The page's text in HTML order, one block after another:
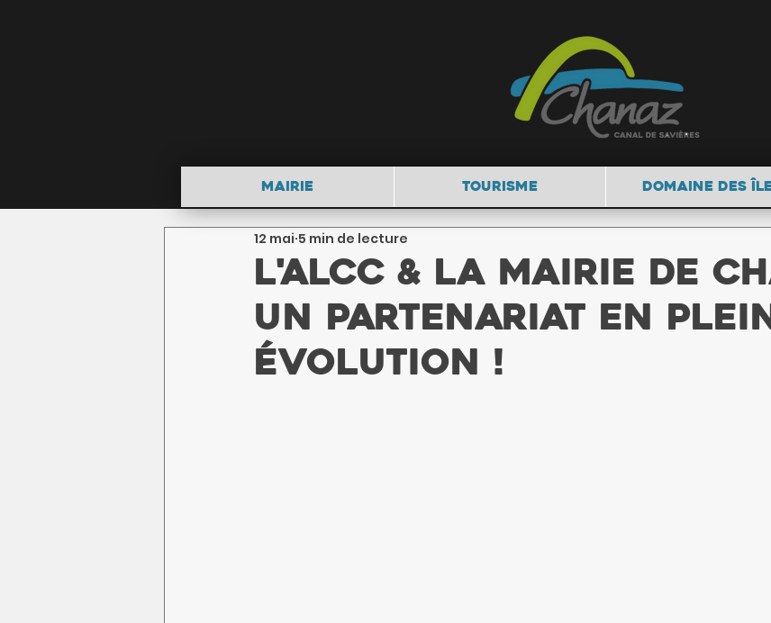
Mairie TOURISME DOMAINE DES
L'ALCC & la Mairie de
Un partenariat en
évolution !
12 mai 5 min de lecture